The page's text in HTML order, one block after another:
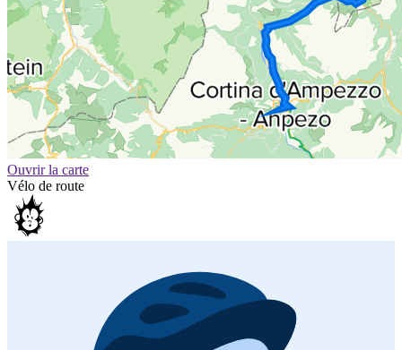
Ouvrir la carte
Vélo de route